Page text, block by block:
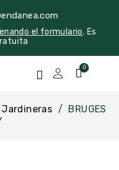
el formulario. Es
Jardineras
BRUGES